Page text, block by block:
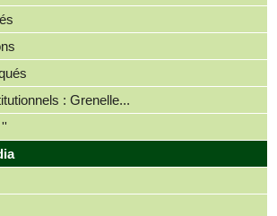
: Grenelle...